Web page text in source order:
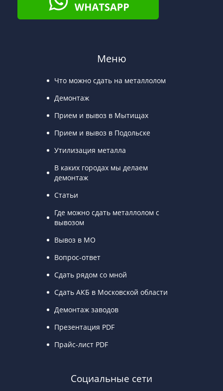
Меню
Что можно сдать на металлолом
Демонтаж
Прием и вывоз в Мытищах
Прием и вывоз в Подольске
Утилизация металла
В каких городах мы делаем
демонтаж
Статьи
Где можно сдать металлолом с
вывозом
Вывоз в МО
Вопрос-ответ
Сдать рядом со мной
Сдать АКБ в Московской области
Демонтаж заводов
Презентация PDF
Прайс-лист PDF
Социальные сети